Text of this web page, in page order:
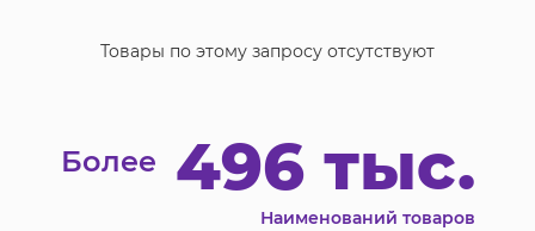
Товары по этому запросу отсутствуют
Более 496 тыс.
Наименований товаров